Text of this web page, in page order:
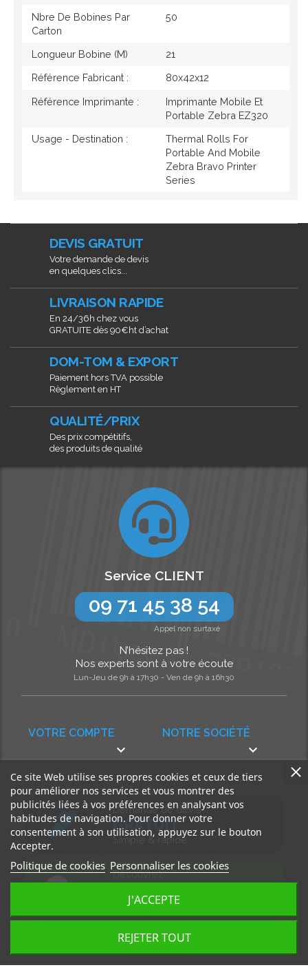
Nbre De Bobines Par
Carton
50
Longueur Bobine (M) 21
Référence Fabricant : 80x42x12
Référence Imprimante :
Imprimante Mobile Et
Portable Zebra EZ320
Usage - Destination :
Thermal Rolls For
Portable And Mobile
Zebra Bravo Printer
Series
DEVIS GRATUIT
Votre demande de devis
en quelques clics...
LIVRAISON RAPIDE
En 24/36h chez vous
GRATUITE dès 90€ht d’achat
DOM-TOM & EXPORT
Paiement hors TVA possible
Règlement en HT
QUALITÉ/PRIX
Des prix compétitifs,
des produits de qualité
NOTRE SOCIÉTÉ

VOTRE COMPTE

Service CLIENT
09 71 45 38 54
Appel non surtaxé
N’hésitez pas !
Nos experts sont à votre écoute
Lun-Jeu de 9h à 17h30 - Ven de 9h à 16h30
Demande de devis
GRATUIT
Simple & rapide
Découvrez
Accédez à nos articles
Ce site Web utilise ses propres cookies et ceux de tiers
pour améliorer nos services et vous montrer des
publicités liées à vos préférences en analysant vos
habitudes de navigation. Pour donner votre
consentement à son utilisation, appuyez sur le bouton
Accepter.
Politique de cookies Personnaliser les cookies
REJETER TOUT
J'ACCEPTE
Tous droits réservés, MD Ouest © 2026